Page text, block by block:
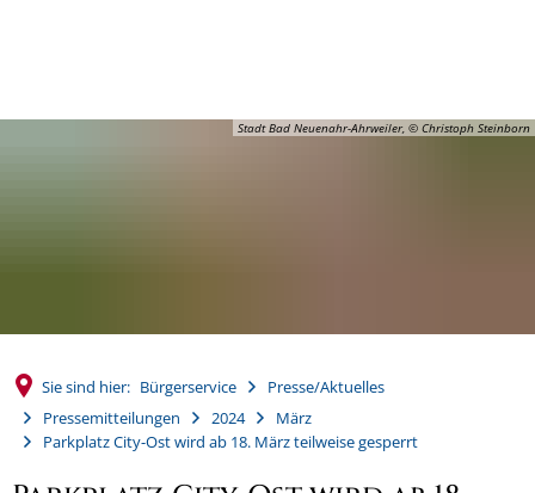
Stadt Bad Neuenahr-Ahrweiler, © Christoph Steinborn
Sie sind hier: Bürgerservice
Presse/Aktuelles
Pressemitteilungen
2024
März
Parkplatz City-Ost wird ab 18. März teilweise gesperrt